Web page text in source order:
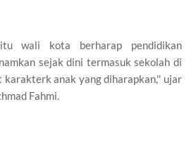
wali kota berharap pendidikan
sejak dini termasuk sekolah di
karakterk anak yang diharapkan,'' ujar
Fahmi.